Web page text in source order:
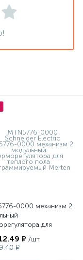
0000 механизм 2
для
Merten
₽ /шт
₽